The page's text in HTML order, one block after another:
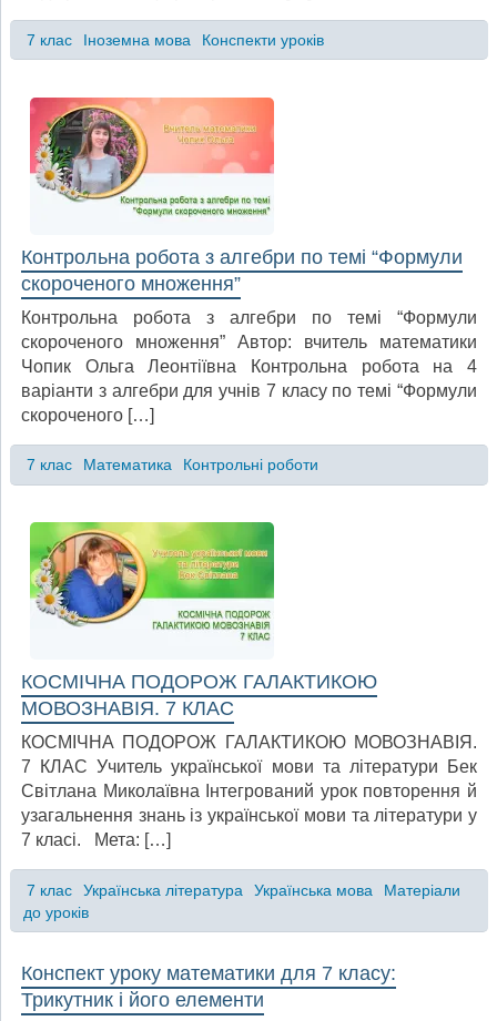
7 клас Іноземна мова Конспекти уроків
Контрольна робота з алгебри по темі “Формули
скороченого множення”
Контрольна робота з алгебри по темі “Формули
скороченого множення” Автор: вчитель математики
Чопик Ольга Леонтіївна Контрольна робота на 4
варіанти з алгебри для учнів 7 класу по темі “Формули
скороченого […]
7 клас Математика Контрольні роботи
КОСМІЧНА ПОДОРОЖ ГАЛАКТИКОЮ
МОВОЗНАВІЯ. 7 КЛАС
КОСМІЧНА ПОДОРОЖ ГАЛАКТИКОЮ МОВОЗНАВІЯ.
7 КЛАС Учитель української мови та літератури Бек
Світлана Миколаївна Інтегрований урок повторення й
узагальнення знань із української мови та літератури у
7 класі. Мета: […]
7 клас Українська література Українська мова
Матеріали
до уроків
Конспект уроку математики для 7 класу:
Трикутник і його елементи